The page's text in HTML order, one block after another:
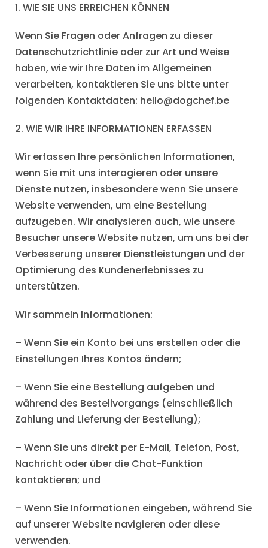
1. WIE SIE UNS ERREICHEN KÖNNEN
Wenn Sie Fragen oder Anfragen zu dieser
Datenschutzrichtlinie oder zur Art und Weise
haben, wie wir Ihre Daten im Allgemeinen
verarbeiten, kontaktieren Sie uns bitte unter
folgenden Kontaktdaten: hello@dogchef.be
2. WIE WIR IHRE INFORMATIONEN ERFASSEN
Wir erfassen Ihre persönlichen Informationen,
wenn Sie mit uns interagieren oder unsere
Dienste nutzen, insbesondere wenn Sie unsere
Website verwenden, um eine Bestellung
aufzugeben. Wir analysieren auch, wie unsere
Besucher unsere Website nutzen, um uns bei der
Verbesserung unserer Dienstleistungen und der
Optimierung des Kundenerlebnisses zu
unterstützen.
Wir sammeln Informationen:
– Wenn Sie ein Konto bei uns erstellen oder die
Einstellungen Ihres Kontos ändern;
– Wenn Sie eine Bestellung aufgeben und
während des Bestellvorgangs (einschließlich
Zahlung und Lieferung der Bestellung);
– Wenn Sie uns direkt per E-Mail, Telefon, Post,
Nachricht oder über die Chat-Funktion
kontaktieren; und
– Wenn Sie Informationen eingeben, während Sie
auf unserer Website navigieren oder diese
verwenden.